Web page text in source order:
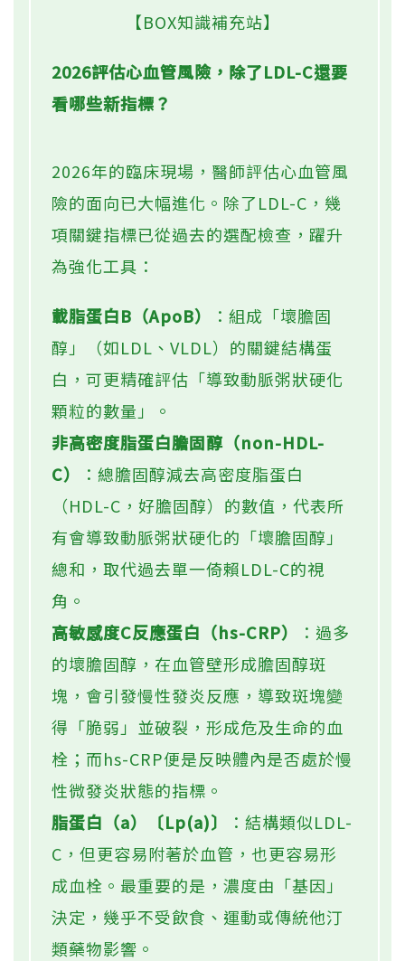
【BOX知識補充站】
2026評估心血管風險，除了LDL-C還要
看哪些新指標？
2026年的臨床現場，醫師評估心血管風
險的面向已大幅進化。除了LDL-C，幾
項關鍵指標已從過去的選配檢查，躍升
為強化工具：
載脂蛋白B（ApoB）
：組成「壞膽固
醇」（如LDL、VLDL）的關鍵結構蛋
白，可更精確評估「導致動脈粥狀硬化
顆粒的數量」。
非高密度脂蛋白膽固醇（non-HDL-
C）
：總膽固醇減去高密度脂蛋白
（HDL-C，好膽固醇）的數值，代表所
有會導致動脈粥狀硬化的「壞膽固醇」
總和，取代過去單一倚賴LDL-C的視
角。
高敏感度C反應蛋白（hs-CRP）
：過多
的壞膽固醇，在血管壁形成膽固醇斑
塊，會引發慢性發炎反應，導致斑塊變
得「脆弱」並破裂，形成危及生命的血
栓；而hs-CRP便是反映體內是否處於慢
性微發炎狀態的指標。
脂蛋白（a）〔Lp(a)〕
：結構類似LDL-
C，但更容易附著於血管，也更容易形
成血栓。最重要的是，濃度由「基因」
決定，幾乎不受飲食、運動或傳統他汀
類藥物影響。